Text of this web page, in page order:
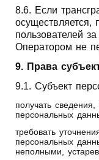
8.6. Если
осуществляется,
пользователей
Оператором не
9. Права
9.1. Субъект
получать
персональных
требовать
персональных
неполными,